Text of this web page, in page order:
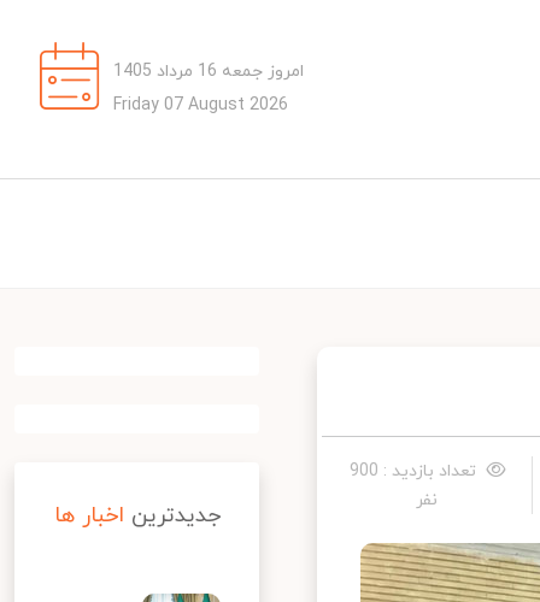
امروز جمعه 16 مرداد 1405
Friday 07 August 2026
تعداد بازدید : 900
نفر
جدیدترین اخبار ها